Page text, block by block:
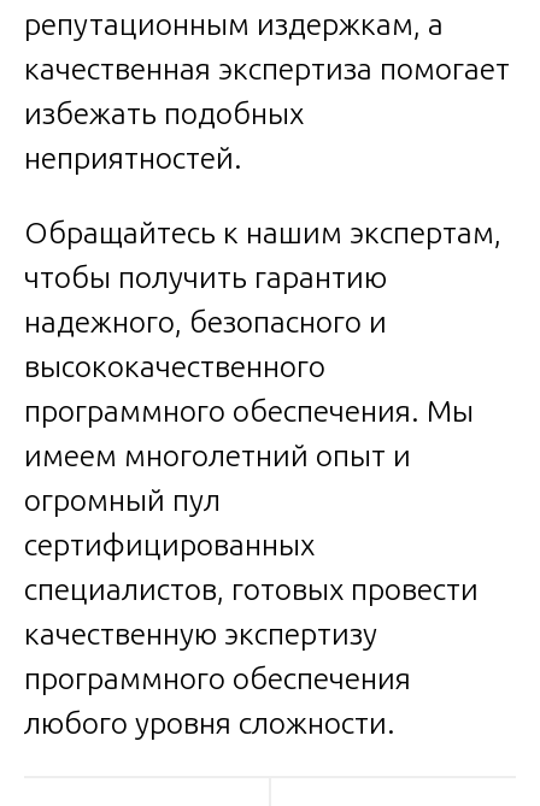
репутационным издержкам, а
качественная экспертиза помогает
избежать подобных
неприятностей.
Обращайтесь к нашим экспертам,
чтобы получить гарантию
надежного, безопасного и
высококачественного
программного обеспечения. Мы
имеем многолетний опыт и
огромный пул
сертифицированных
специалистов, готовых провести
качественную экспертизу
программного обеспечения
любого уровня сложности.